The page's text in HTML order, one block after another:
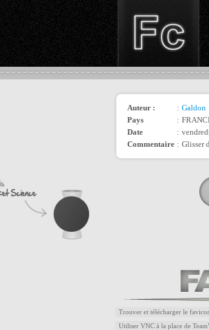
Auteur : : Galdon
Pays
:
Date
:
Commentaire : Glisser
Trouver et télécharger le
Utiliser VNC à la place de